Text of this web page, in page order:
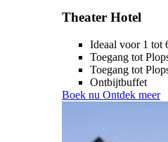
Theater Hotel
Ideaal voor 1 tot
Toegang tot
Toegang tot
Ontbijtbuffet
Boek nu Ontdek meer